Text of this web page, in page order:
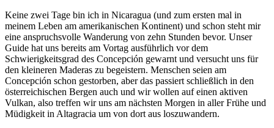
Keine zwei Tage bin ich in Nicaragua (und zum ersten mal in
meinem Leben am amerikanischen Kontinent) und schon steht mir
eine anspruchsvolle Wanderung von zehn Stunden bevor. Unser
Guide hat uns bereits am Vortag ausführlich vor dem
Schwierigkeitsgrad des Concepción gewarnt und versucht uns für
den kleineren Maderas zu begeistern. Menschen seien am
Concepción schon gestorben, aber das passiert schließlich in den
österreichischen Bergen auch und wir wollen auf einen aktiven
Vulkan, also treffen wir uns am nächsten Morgen in aller Frühe und
Müdigkeit in Altagracia um von dort aus loszuwandern.